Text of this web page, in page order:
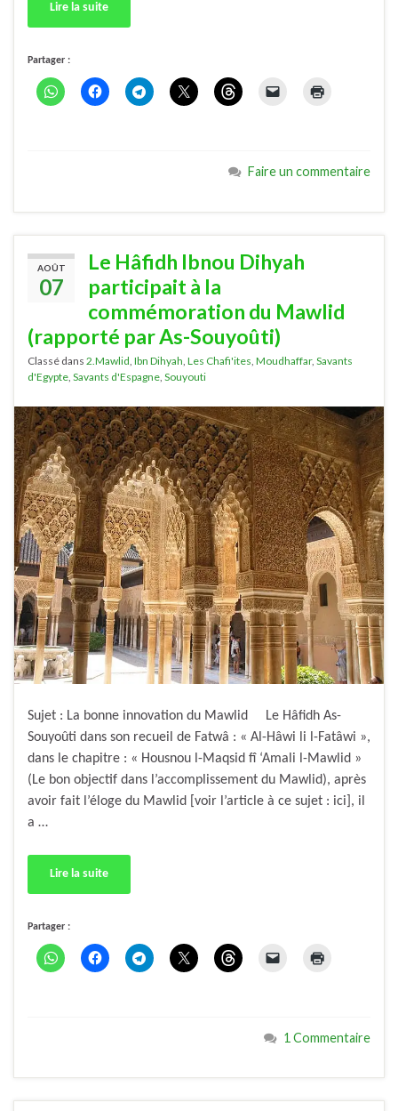
Lire la suite
Partager :
Faire un commentaire
AOÛT
07
Le Hâfidh Ibnou Dihyah
participait à la
commémoration du Mawlid
(rapporté par As-Souyoûti)
Classé dans 2.Mawlid Ibn Dihyah Les Chafi'ites Moudhaffar, Savants
d'Egypte Savants d'Espagne Souyouti
Sujet : La bonne innovation du Mawlid Le Hâfidh As-
Souyoûti dans son recueil de Fatwâ : « Al-Hâwi li l-Fatâwi »,
dans le chapitre : « Housnou l-Maqsid fî ‘Amali l-Mawlid »
(Le bon objectif dans l’accomplissement du Mawlid), après
avoir fait l’éloge du Mawlid [voir l’article à ce sujet : ici], il
a …
Lire la suite
Partager :
1 Commentaire